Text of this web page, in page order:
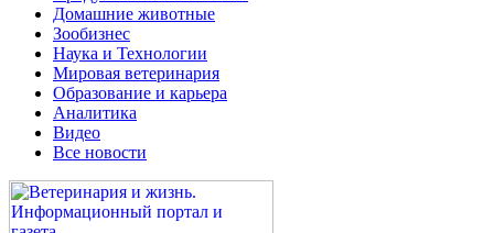
Домашние животные
Зообизнес
Наука и Технологии
Мировая ветеринария
Образование и карьера
Аналитика
Видео
Все новости